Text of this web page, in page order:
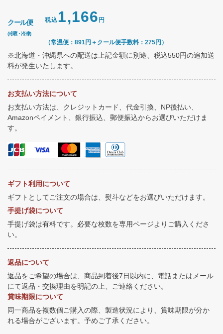
クール便
(冷蔵・冷凍)
税込1,166 円
（常温便：891円＋クール便手数料：275円）
※北海道・沖縄県への配送は上記金額に別途、税込550円の追加送
料が発生いたします。
お支払い方法について
お支払い方法は、クレジットカード、代金引換、NP後払い、
Amazonペイメント、銀行振込、郵便振込からお選びいただけま
す。
ギフト利用について
ギフトとしてご注文の場合は、熨斗などをお選びいただけます。
手提げ袋について
手提げ袋は有料です。必要な枚数を専用ページよりご購入くださ
い。
返品について
返品をご希望の場合は、商品到着後7日以内に、電話またはメール
にて返品・交換理由を明記の上、ご連絡ください。
賞味期限について
同一商品を複数個ご購入の際、製造状況により、賞味期限が分か
れる場合がございます。予めご了承ください。